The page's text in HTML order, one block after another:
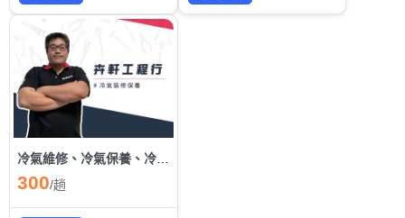
300/趟